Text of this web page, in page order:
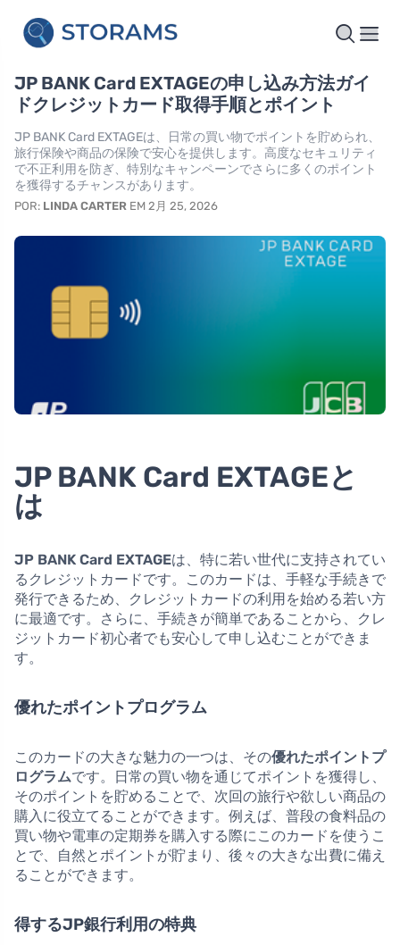
JP BANK Card EXTAGEの申し込み方法ガイ
ドクレジットカード取得手順とポイント
JP BANK Card EXTAGEは、日常の買い物でポイントを貯められ、
旅行保険や商品の保険で安心を提供します。高度なセキュリティ
で不正利用を防ぎ、特別なキャンペーンでさらに多くのポイント
を獲得するチャンスがあります。
POR: LINDA CARTER EM 2月 25, 2026
JP BANK Card EXTAGEと
は
JP BANK Card EXTAGEは、特に若い世代に支持されてい
るクレジットカードです。このカードは、手軽な手続きで
発行できるため、クレジットカードの利用を始める若い方
に最適です。さらに、手続きが簡単であることから、クレ
ジットカード初心者でも安心して申し込むことができま
す。
優れたポイントプログラム
このカードの大きな魅力の一つは、その優れたポイントプ
ログラムです。日常の買い物を通じてポイントを獲得し、
そのポイントを貯めることで、次回の旅行や欲しい商品の
購入に役立てることができます。例えば、普段の食料品の
買い物や電車の定期券を購入する際にこのカードを使うこ
とで、自然とポイントが貯まり、後々の大きな出費に備え
ることができます。
得するJP銀行利用の特典